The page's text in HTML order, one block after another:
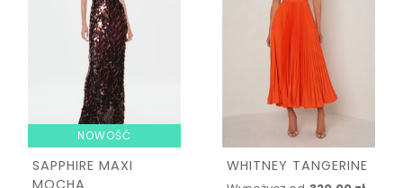
NOWOŚĆ
SAPPHIRE MAXI
MOCHA
WHITNEY TANGERINE